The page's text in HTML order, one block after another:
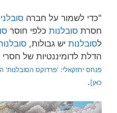
"כדי לשמור על חברה
חסרת סובלנות כלפי חוסר
לסובלנות יש גבולות,
הדלת לדומיננטיות של חסרי
פנחס יחזקאלי: 'פרדוקס הסובלנות'
כאן].